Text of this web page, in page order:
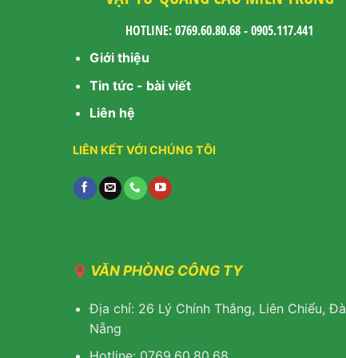
HOTLINE: 0769.60.80.68 - 0905.117.441
Giới thiệu
Tin tức - bài viết
Liên hệ
LIÊN KẾT VỚI CHÚNG TÔI
VĂN PHÒNG CÔNG TY
Địa chỉ: 26 Lý Chính Thắng, Liên Chiểu, Đà
Nẵng